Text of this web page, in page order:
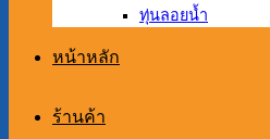
ทุ่นลอยน้ำ
หน้าหลัก
ร้านค้า